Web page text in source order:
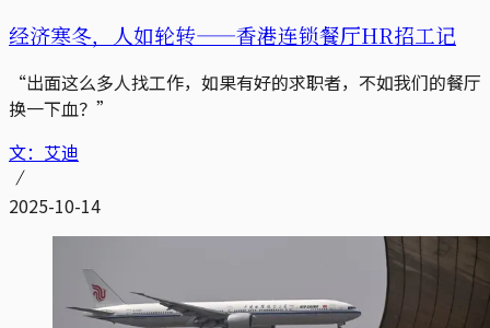
经济寒冬，人如轮转——香港连锁餐厅HR招工记
“出面这么多人找工作，如果有好的求职者，不如我们的餐厅
换一下血？”
文：艾迪
2025-10-14